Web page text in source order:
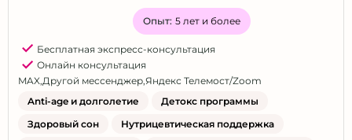
Опыт: 5 лет и более
Бесплатная экспресс-консультация
Онлайн консультация
MAX,Другой мессенджер,Яндекс Телемост/Zoom
Anti-age и долголетие
Детокс программы
Здоровый сон
Нутрицевтическая поддержка